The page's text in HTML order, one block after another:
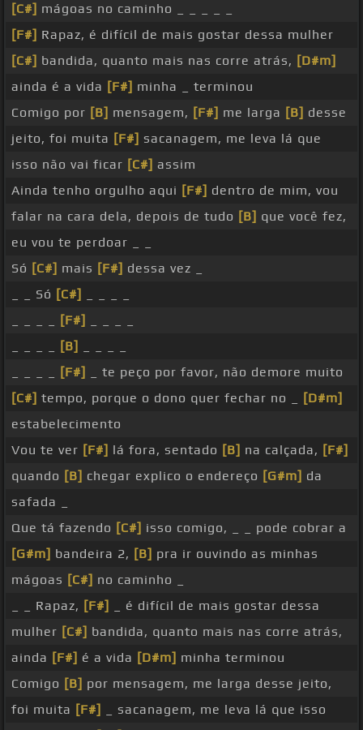
[C#] mágoas no caminho _ _ _ _ _
[F#] Rapaz, é difícil de mais gostar dessa mulher
[C#] bandida, quanto mais nas corre atrás, [D#m]
ainda é a vida [F#] minha _ terminou
Comigo por [B] mensagem, [F#] me larga [B] desse
jeito, foi muita [F#] sacanagem, me leva lá que
isso não vai ficar [C#] assim
Ainda tenho orgulho aqui [F#] dentro de mim, vou
falar na cara dela, depois de tudo [B] que você fez,
eu vou te perdoar _ _
Só [C#] mais [F#] dessa vez _
_ _ Só [C#]
[F#]
[B]
[F#]
_ te peço por favor, não demore muito
[C#] tempo, porque o dono quer fechar no _
[D#m]
estabelecimento
Vou te ver [F#] lá fora, sentado [B] na calçada, [F#]
quando [B] chegar explico o endereço [G#m] da
safada _
Que tá fazendo [C#] isso comigo, _ _ pode cobrar a
[G#m] bandeira 2, [B] pra ir ouvindo as minhas
mágoas [C#] no caminho _
_ _ Rapaz, [F#]
_ é difícil de mais gostar dessa
mulher [C#] bandida, quanto mais nas corre atrás,
ainda [F#] é a vida [D#m] minha terminou
Comigo [B] por mensagem, me larga desse jeito,
foi muita [F#]
_ sacanagem, me leva lá que isso